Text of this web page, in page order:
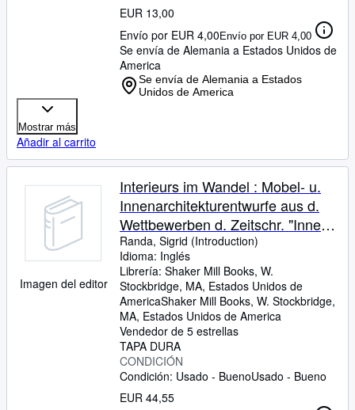
EUR 13,00
Envío por EUR 4,00Envío por EUR 4,00
Se envía de Alemania a Estados Unidos de
America
Se envía de Alemania a Estados
Unidos de America
Mostrar más
Añadir al carrito
Imagen del editor
Interieurs im Wandel : Mobel- u.
Innenarchitekturentwurfe aus d.
Wettbewerben d. Zeitschr. "Innen-
Dekoration" 1902 - 1907.
Randa, Sigrid (Introduction)
Idioma: Inglés
Librería: Shaker Mill Books, W.
Stockbridge, MA, Estados Unidos de
AmericaShaker Mill Books, W. Stockbridge,
MA, Estados Unidos de America
Vendedor de 5 estrellas
TAPA DURA
CONDICIÓN
Condición: Usado - BuenoUsado - Bueno
EUR 44,55